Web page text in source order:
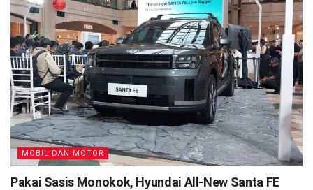
MOBIL DAN MOTOR
Pakai Sasis Monokok, Hyundai All-New Santa FE